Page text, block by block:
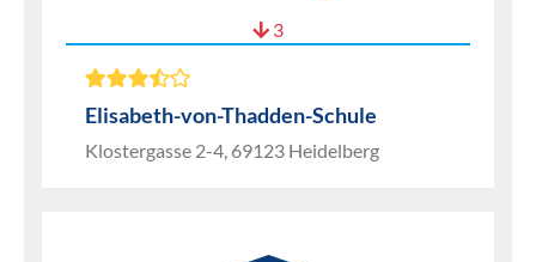
3
Elisabeth-von-Thadden-Schule
Klostergasse 2-4, 69123 Heidelberg